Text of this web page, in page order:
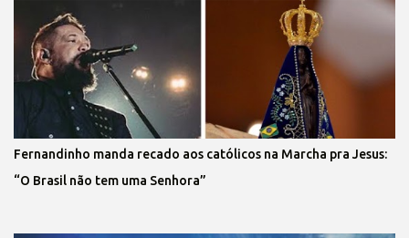
Fernandinho manda recado aos católicos na Marcha pra Jesus:
“O Brasil não tem uma Senhora”